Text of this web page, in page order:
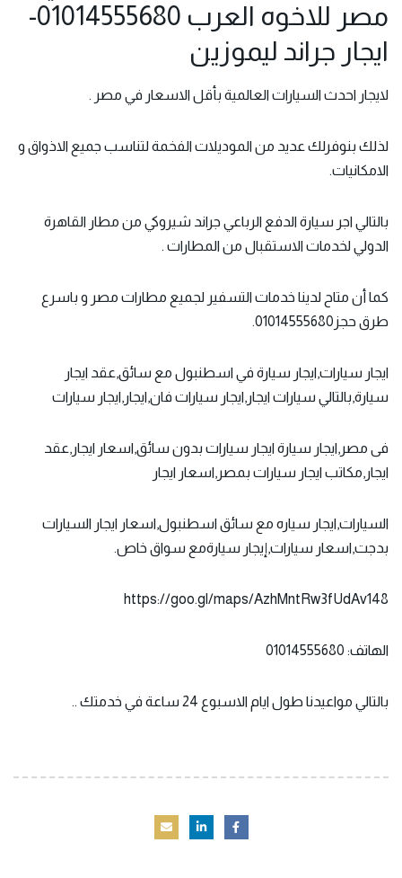
مصر للاخوه العرب 01014555680-
ايجار جراند ليموزين
لايجار احدث السيارات العالمية بأقل الاسعار في مصر .
لذلك بنوفرلك عديد من الموديلات الفخمة لتناسب جميع الاذواق و
الامكانيات.
بالتالي اجر سيارة الدفع الرباعي جراند شيروكي من مطار القاهرة
الدولي لخدمات الاستقبال من المطارات .
كما أن متاح لدينا خدمات التسفير لجميع مطارات مصر و باسرع
طرق حجز01014555680.
ايجار سيارات,ايجار سيارة في اسطنبول مع سائق,عقد ايجار
سيارة,بالتالي سيارات ايجار,ايجار سيارات فان,ايجار,ايجار سيارات
فى مصر,ايجار سيارة ايجار سيارات بدون سائق,اسعار ايجار,عقد
ايجار,مكاتب ايجار سيارات بمصر,اسعار ايجار
السيارات,ايجار سياره مع سائق اسطنبول,اسعار ايجار السيارات
بدجت,اسعار سيارات,إيجار سيارةمع سواق خاص.
https://goo.gl/maps/AzhMntRw3fUdAv148
الهاتف: 01014555680
بالتالي مواعيدنا طول ايام الاسبوع 24 ساعة في خدمتك ..